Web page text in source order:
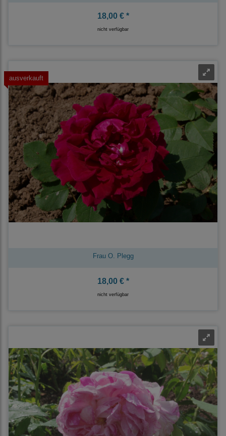
18,00 € *
nicht verfügbar
ausverkauft
Frau O. Plegg
18,00 € *
nicht verfügbar